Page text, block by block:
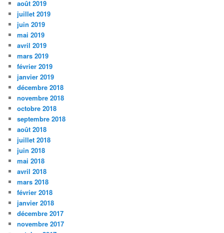
août 2019
juillet 2019
juin 2019
mai 2019
avril 2019
mars 2019
février 2019
janvier 2019
décembre 2018
novembre 2018
octobre 2018
septembre 2018
août 2018
juillet 2018
juin 2018
mai 2018
avril 2018
mars 2018
février 2018
janvier 2018
décembre 2017
novembre 2017